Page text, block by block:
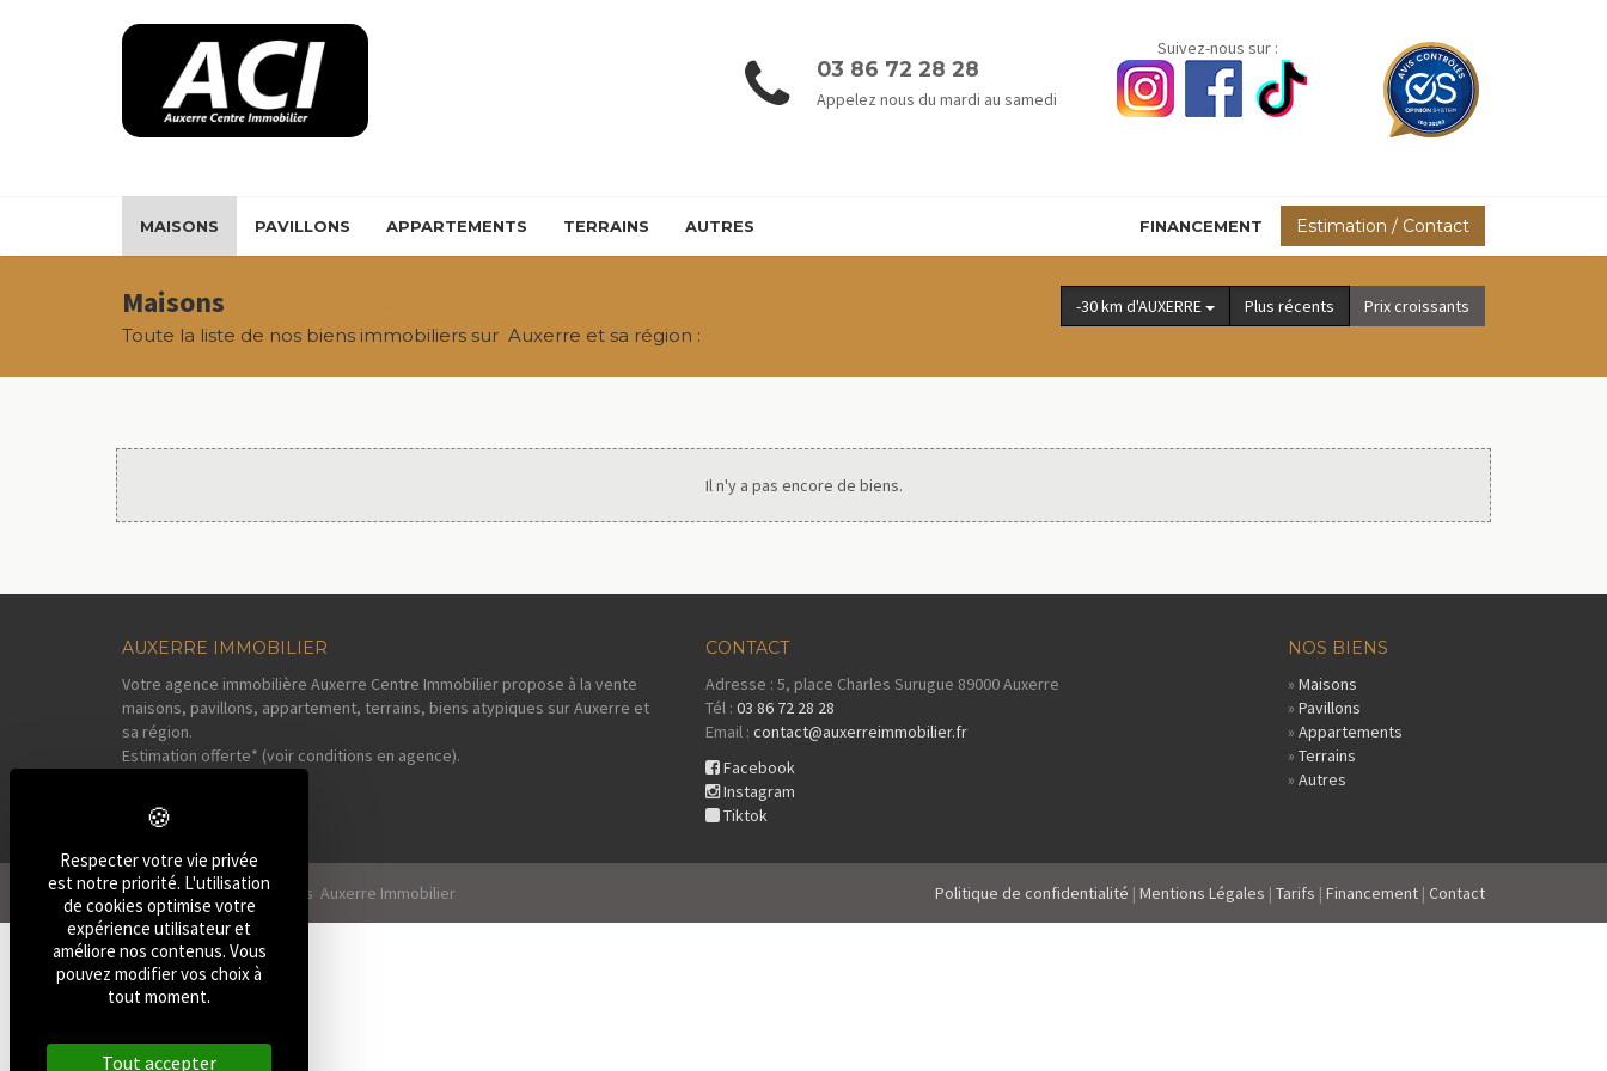
Suivez-nous sur :
03 86 72 28 28
Appelez nous du mardi au samedi
MAISONS PAVILLONS APPARTEMENTS TERRAINS AUTRES FINANCEMENT Estimation / Contact
Maisons
Toute la liste de nos biens immobiliers sur Auxerre et sa région :
-30 km d'AUXERRE Plus récents Prix croissants
Il n'y a pas encore de biens.
AUXERRE IMMOBILIER
Votre agence immobilière Auxerre Centre Immobilier propose à la vente
maisons, pavillons, appartement, terrains, biens atypiques sur Auxerre et
sa région.
Estimation offerte* (voir conditions en agence).
CONTACT
Adresse : 5, place Charles Surugue 89000 Auxerre
Tél : 03 86 72 28 28
Email : contact@auxerreimmobilier.fr
Facebook
Instagram
Tiktok
NOS BIENS
» Maisons
» Pavillons
» Appartements
» Terrains
» Autres
2026, Tous droits réservés Auxerre Immobilier Politique de confidentialité | Mentions Légales | Tarifs | Financement | Contact
Respecter votre vie privée
est notre priorité. L'utilisation
de cookies optimise votre
expérience utilisateur et
améliore nos contenus. Vous
pouvez modifier vos choix à
tout moment.
Tout accepter